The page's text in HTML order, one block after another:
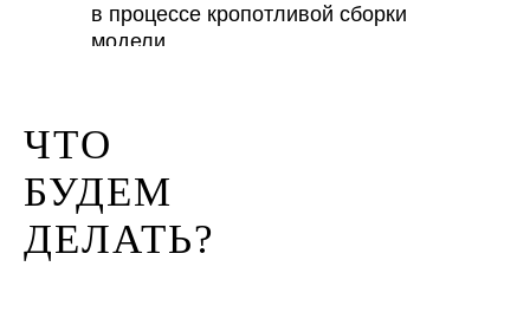
в процессе кропотливой сборки
модели.
ЧТО
БУДЕМ
ДЕЛАТЬ?